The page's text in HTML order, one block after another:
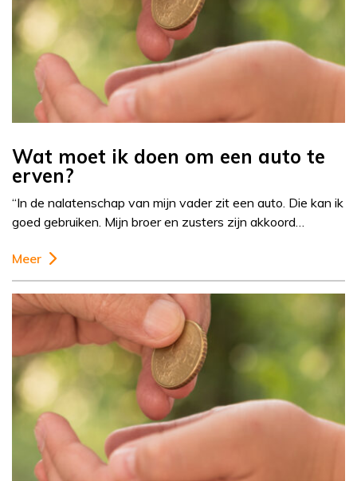
Wat moet ik doen om een auto te
erven?
“In de nalatenschap van mijn vader zit een auto. Die kan ik
goed gebruiken. Mijn broer en zusters zijn akkoord…
Meer